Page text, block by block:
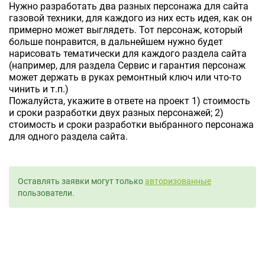
Нужно разработать два разных персонажа для сайта
газовой техники, для каждого из них есть идея, как он
примерно может выглядеть. Тот персонаж, который
больше понравится, в дальнейшем нужно будет
нарисовать тематически для каждого раздела сайта
(например, для раздела Сервис и гарантия персонаж
может держать в руках ремонтный ключ или что-то
чинить и т.п.)
Пожалуйста, укажите в ответе на проект 1) стоимость
и сроки разработки двух разных персонажей; 2)
стоимость и сроки разработки выбранного персонажа
для одного раздела сайта.
Оставлять заявки могут толькоавторизованные
пользователи.